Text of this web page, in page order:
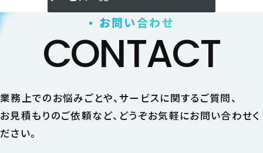
お問い合わせ
CONTACT
業務上でのお悩みごとや、サービスに関するご質問、
お見積もりのご依頼など、どうぞお気軽にお問い合わせく
ださい。